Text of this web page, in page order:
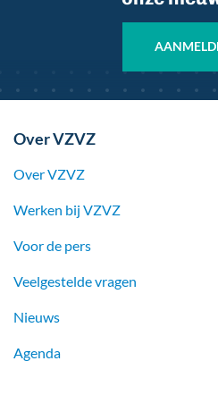
Over VZVZ
Over VZVZ
Werken bij VZVZ
Voor de pers
Veelgestelde vragen
Nieuws
Agenda